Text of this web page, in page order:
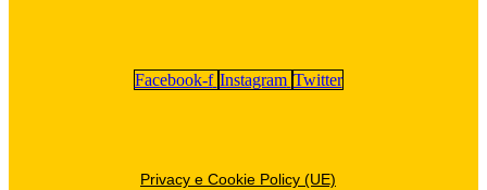
Facebook-f Instagram Twitter
Privacy e Cookie Policy (UE)